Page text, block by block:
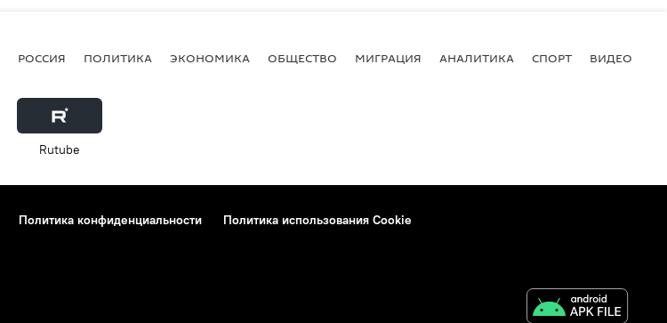
РОССИЯ ПОЛИТИКА ЭКОНОМИКА ОБЩЕСТВО МИГРАЦИЯ АНАЛИТИКА СПОРТ ВИДЕО
Rutube
Политика конфиденциальности
Политика использования Cookie